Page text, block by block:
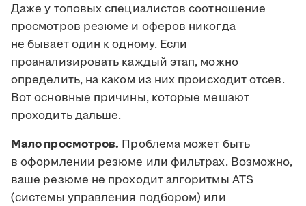
Даже у топовых специалистов соотношение
просмотров резюме и оферов никогда
не бывает один к одному. Если
проанализировать каждый этап, можно
определить, на каком из них происходит отсев.
Вот основные причины, которые мешают
проходить дальше.
Мало просмотров. Проблема может быть
в оформлении резюме или фильтрах. Возможно,
ваше резюме не проходит алгоритмы ATS
(системы управления подбором) или